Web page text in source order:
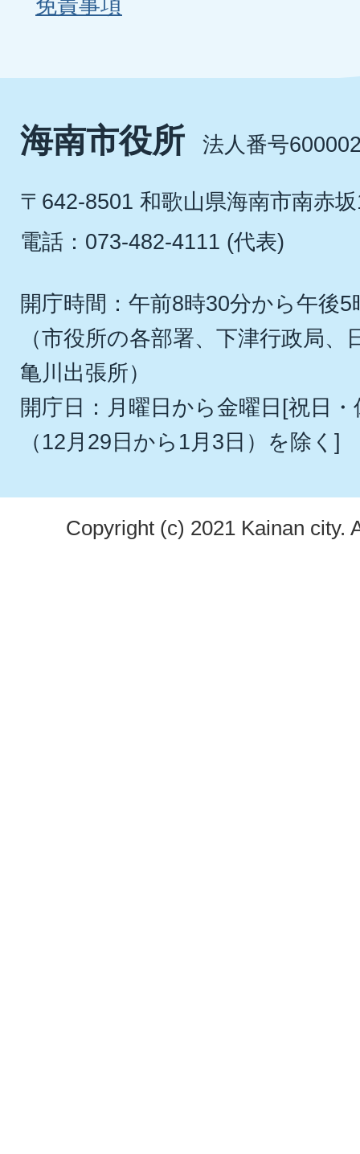
免責事項
海南市役所 法人番号
〒642-8501 和歌山県海南市南赤
電話：073-482-4111 (代表)
開庁時間：午前8時30分から午後5
（市役所の各部署、下津行政局
亀川出張所）
開庁日：月曜日から金曜日[祝日
（12月29日から1月3日）を除く]
Copyright (c) 2021 Kainan city.